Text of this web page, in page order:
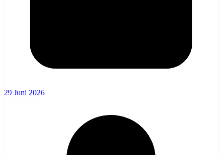
29 Juni 2026